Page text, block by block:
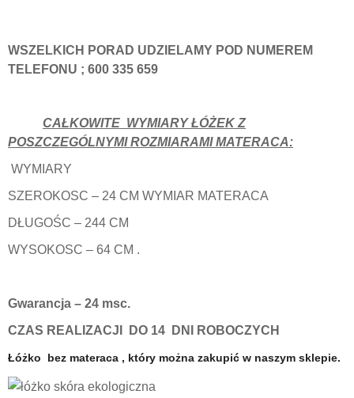
WSZELKICH PORAD UDZIELAMY POD NUMEREM
TELEFONU ; 600 335 659
CAŁKOWITE WYMIARY ŁÓŻEK Z
POSZCZEGÓLNYMI ROZMIARAMI MATERACA:
WYMIARY
SZEROKOSC – 24 CM WYMIAR MATERACA
DŁUGOŚC – 244 CM
WYSOKOSC – 64 CM .
Gwarancja – 24 msc.
CZAS REALIZACJI DO 14 DNI ROBOCZYCH
Łóżko bez materaca , który można zakupić w naszym sklepie.